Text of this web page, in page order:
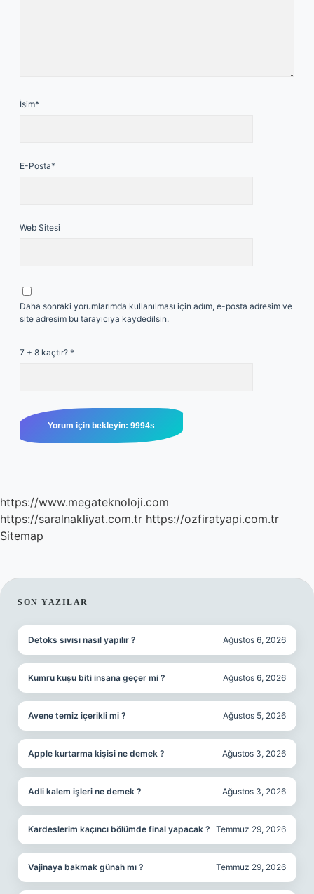
İsim*
E-Posta*
Web Sitesi
Daha sonraki yorumlarımda kullanılması için adım, e-posta adresim ve
site adresim bu tarayıcıya kaydedilsin.
7 + 8 kaçtır? *
https://www.megateknoloji.com
https://saralnakliyat.com.tr https://ozfiratyapi.com.tr
Sitemap
SIDEBAR
SON YAZILAR
Detoks sıvısı nasıl yapılır ? Ağustos 6, 2026
Kumru kuşu biti insana geçer mi ? Ağustos 6, 2026
Avene temiz içerikli mi ? Ağustos 5, 2026
Apple kurtarma kişisi ne demek ? Ağustos 3, 2026
Adli kalem işleri ne demek ? Ağustos 3, 2026
Kardeslerim kaçıncı bölümde final yapacak ? Temmuz 29, 2026
Vajinaya bakmak günah mı ? Temmuz 29, 2026